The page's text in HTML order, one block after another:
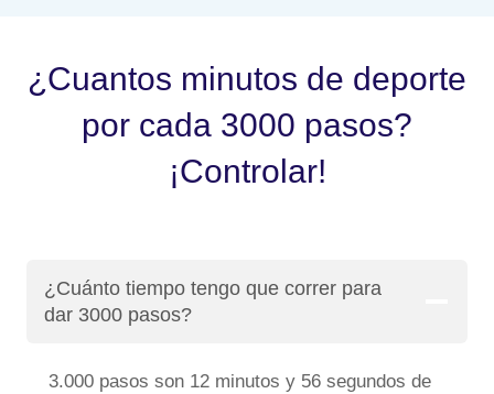
¿Cuantos minutos de deporte
por cada 3000 pasos?
¡Controlar!
¿Cuánto tiempo tengo que correr para
dar 3000 pasos?
3.000 pasos son 12 minutos y 56 segundos de